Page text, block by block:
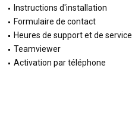
Instructions d'installation
Formulaire de contact
Heures de support et de service
Teamviewer
Activation par téléphone